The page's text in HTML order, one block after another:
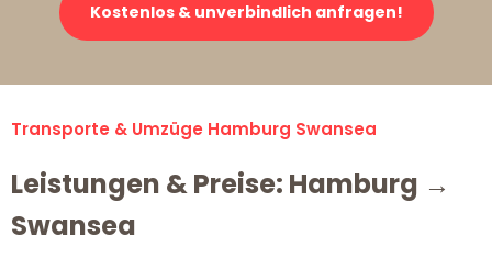
Kostenlos & unverbindlich anfragen!
Transporte & Umzüge Hamburg Swansea
Leistungen & Preise: Hamburg →
Swansea